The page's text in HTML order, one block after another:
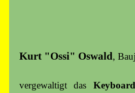
Kurt "Ossi" Oswald,
vergewaltigt das Keyboard